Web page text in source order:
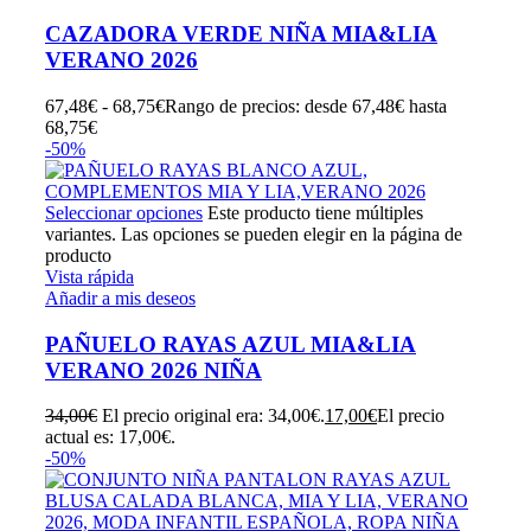
CAZADORA VERDE NIÑA MIA&LIA
VERANO 2026
67,48€ - 68,75€Rango de precios: desde 67,48€ hasta
68,75€
-50%
Seleccionar opciones Este producto tiene múltiples
variantes. Las opciones se pueden elegir en la página de
producto
Vista rápida
Añadir a mis deseos
PAÑUELO RAYAS AZUL MIA&LIA
VERANO 2026 NIÑA
34,00€ El precio original era: 34,00€.17,00€El precio
actual es: 17,00€.
-50%